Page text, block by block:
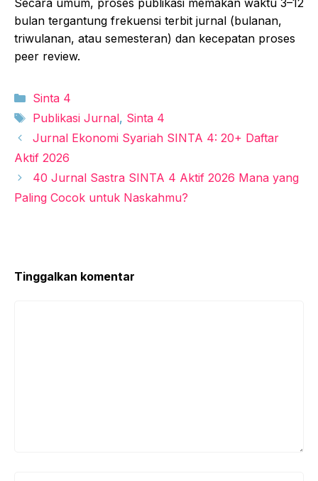
bulan tergantung frekuensi terbit jurnal (bulanan,
triwulanan, atau semesteran) dan kecepatan proses
peer review.
Kategori
Sinta 4
Tag
Publikasi Jurnal, Sinta 4
Jurnal Ekonomi Syariah SINTA 4: 20+ Daftar
Aktif 2026
40 Jurnal Sastra SINTA 4 Aktif 2026 Mana yang
Paling Cocok untuk Naskahmu?
Tinggalkan komentar